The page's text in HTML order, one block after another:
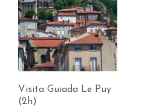
Visita Guiada Le Puy
(2h)